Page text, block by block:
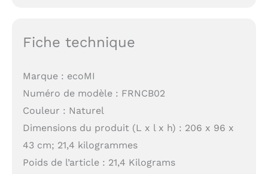
Fiche technique
Marque : ecoMI
Numéro de modèle : FRNCB02
Couleur : Naturel
Dimensions du produit (L x l x h) : 206 x 96 x
43 cm; 21,4 kilogrammes
Poids de l’article : 21,4 Kilograms